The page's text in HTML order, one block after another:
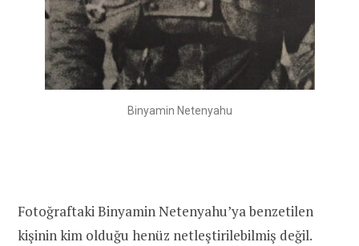
Binyamin Netenyahu
Fotoğraftaki Binyamin Netenyahu’ya benzetilen
kişinin kim olduğu henüz netleştirilebilmiş değil.